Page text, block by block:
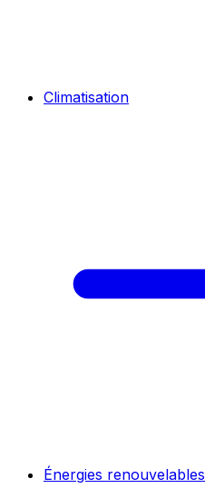
Climatisation
Énergies renouvelables